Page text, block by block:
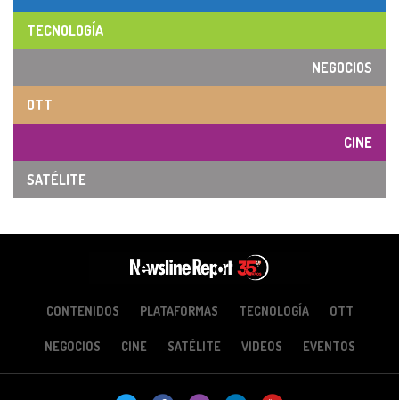
TECNOLOGÍA
NEGOCIOS
OTT
CINE
SATÉLITE
CONTENIDOS PLATAFORMAS TECNOLOGÍA OTT
NEGOCIOS CINE SATÉLITE VIDEOS EVENTOS